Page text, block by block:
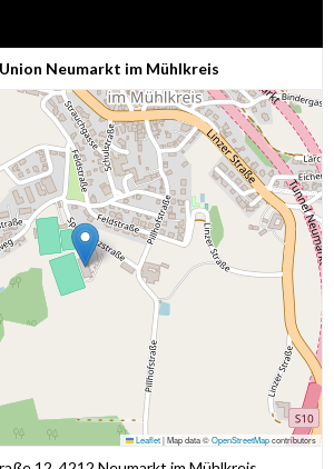
Neumarkt im Mühlkreis
Leaflet|Map data ©OpenStreetMapcontributors